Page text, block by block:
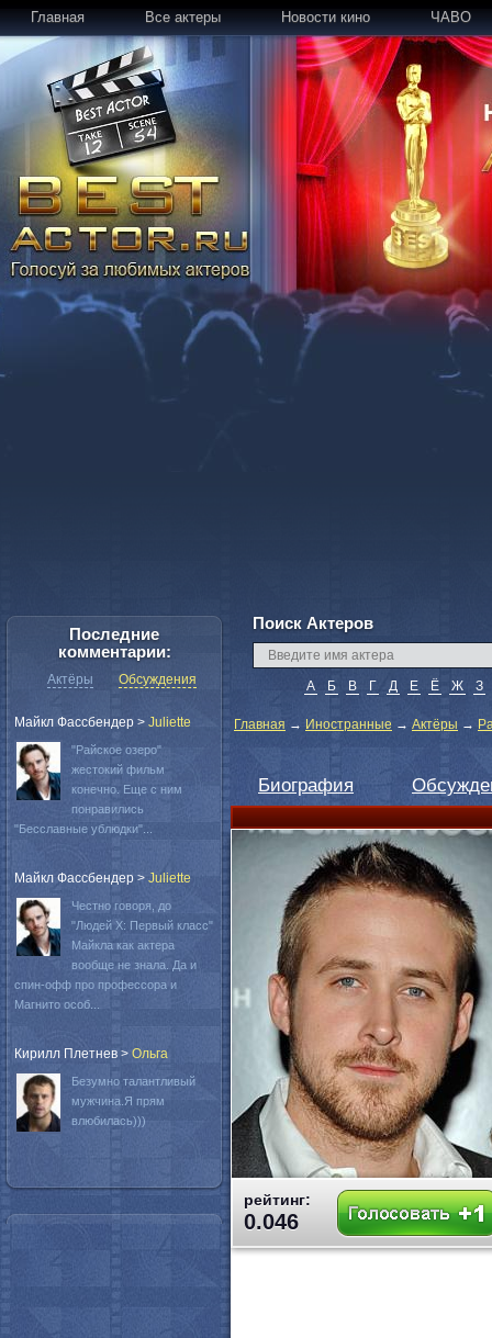
Главная Все актеры Новости кино ЧАВО
Поиск Актеров
А Б В Г Д Е Ё Ж З
Главная → Иностранные → Актёры →
Биография
рейтинг:
0.046
Последние
комментарии:
Актёры Обсуждения
Майкл Фассбендер > Juliette
"Райское озеро"
жестокий фильм
конечно. Еще с ним
понравились
"Бесславные ублюдки"...
Майкл Фассбендер > Juliette
Честно говоря, до
"Людей Х: Первый класс"
Майкла как актера
вообще не знала. Да и
спин-офф про профессора и
Магнито особ...
Кирилл Плетнев > Oльга
Безумно талантливый
мужчина.Я прям
влюбилась)))